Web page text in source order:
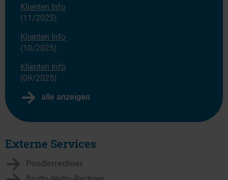
Externe Services
Pendlerrechner
Klienten Info
(11/2025)
Klienten Info
(10/2025)
Klienten Info
(09/2025)
alle anzeigen